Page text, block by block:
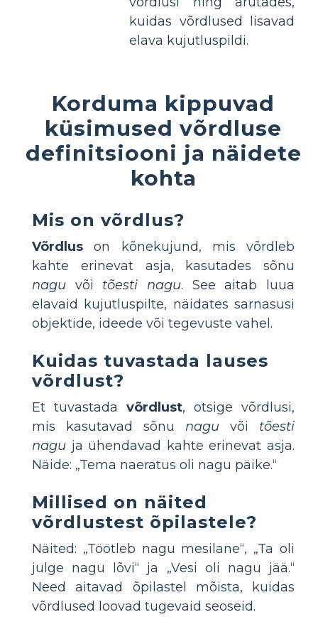
kuidas võrdlused lisavad
elava kujutluspildi.
Korduma kippuvad
küsimused võrdluse
definitsiooni ja näidete
kohta
Mis on võrdlus?
Võrdlus on kõnekujund, mis võrdleb
kahte erinevat asja, kasutades sõnu
nagu või tõesti nagu. See aitab luua
elavaid kujutluspilte, näidates sarnasusi
objektide, ideede või tegevuste vahel.
Kuidas tuvastada lauses
võrdlust?
Et tuvastada võrdlust, otsige võrdlusi,
mis kasutavad sõnu nagu või tõesti
nagu ja ühendavad kahte erinevat asja.
Näide: „Tema naeratus oli nagu päike.“
Millised on näited
võrdlustest õpilastele?
Näited: „Töötleb nagu mesilane“, „Ta oli
julge nagu lõvi“ ja „Vesi oli nagu jää.“
Need aitavad õpilastel mõista, kuidas
võrdlused loovad tugevaid seoseid.